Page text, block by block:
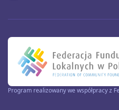
Program realizowany we współpracy z